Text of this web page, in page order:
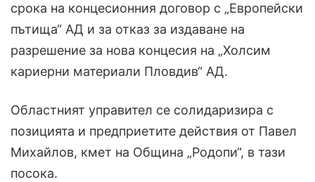
срока на концесионния договор с „Европейски
пътища“ АД и за отказ за издаване на
разрешение за нова концесия на „Холсим
кариерни материали Пловдив“ АД.
Областният управител се солидаризира с
позицията и предприетите действия от Павел
Михайлов, кмет на Община „Родопи“, в тази
посока.